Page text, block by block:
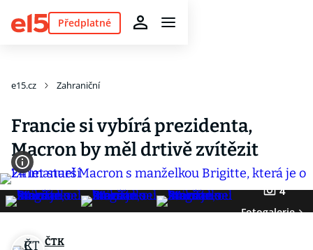
Předplatné
e15.cz Zahraniční
Francie si vybírá prezidenta,
Macron by měl drtivě zvítězit
4
Fotogalerie
ČTK